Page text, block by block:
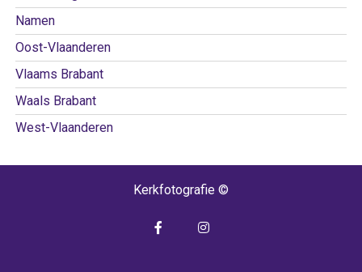
Namen
Oost-Vlaanderen
Vlaams Brabant
Waals Brabant
West-Vlaanderen
Kerkfotografie ©